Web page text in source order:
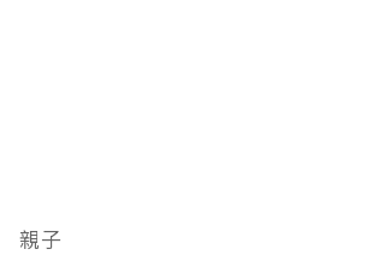
親子